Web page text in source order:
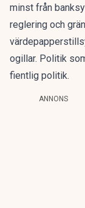
minst från
reglering och
ogillar. Politik
fientlig politik.
ANNONS